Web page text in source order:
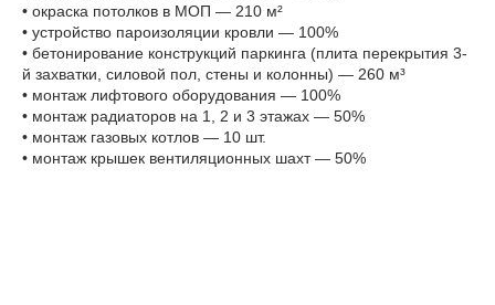
•⁠ ⁠окраска потолков в МОП — 210 м²
•⁠ ⁠устройство пароизоляции кровли — 100%
•⁠ ⁠бетонирование конструкций паркинга (плита перекрытия 3-
й захватки, силовой пол, стены и колонны) — 260 м³
•⁠ ⁠монтаж лифтового оборудования — 100%
•⁠ ⁠монтаж радиаторов на 1, 2 и 3 этажах — 50%
•⁠ ⁠монтаж газовых котлов — 10 шт.
•⁠ ⁠монтаж крышек вентиляционных шахт — 50%